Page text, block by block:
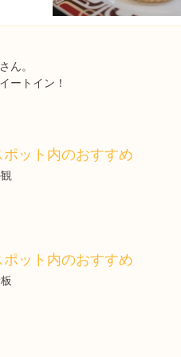
ん。
ートイン！
ポット内のおすすめ
ポット内のおすすめ